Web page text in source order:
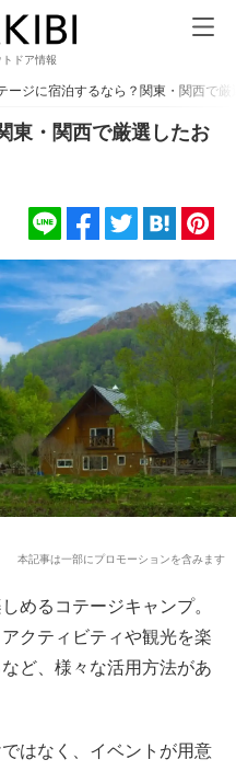
ドア情報
ージに宿泊するなら？関東・関西で
東・関西で厳選したお
本記事は一部にプロモーションを含みます
めるコテージキャンプ。
クティビティや観光を楽
ど、様々な活用方法があ
はなく、イベントが用意